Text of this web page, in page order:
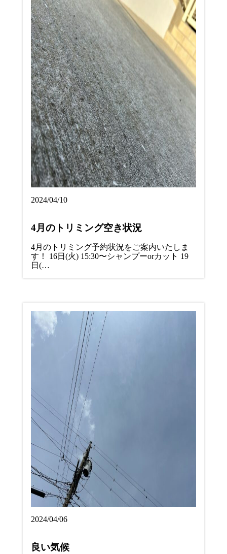
2024/04/10
4月のトリミング空き状況
4月のトリミング予約状況をご案内いたしま
す！ 16日(火) 15:30〜シャンプーorカット 19
日(…
2024/04/06
良い気候